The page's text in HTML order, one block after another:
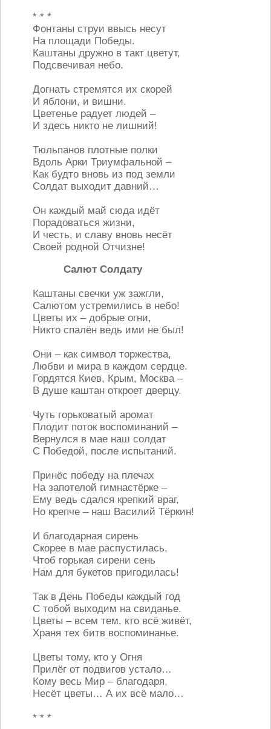
* * *
Фонтаны струи ввысь несут
На площади Победы.
Каштаны дружно в такт цветут,
Подсвечивая небо.
Догнать стремятся их скорей
И яблони, и вишни.
Цветенье радует людей –
И здесь никто не лишний!
Тюльпанов плотные полки
Вдоль Арки Триумфальной –
Как будто вновь из под земли
Солдат выходит давний…
Он каждый май сюда идёт
Порадоваться жизни,
И честь, и славу вновь несёт
Своей родной Отчизне!
Салют Солдату
Каштаны свечки уж зажгли,
Салютом устремились в небо!
Цветы их – добрые огни,
Никто спалён ведь ими не был!
Они – как символ торжества,
Любви и мира в каждом сердце.
Гордятся Киев, Крым, Москва –
В душе каштан откроет дверцу.
Чуть горьковатый аромат
Плодит поток воспоминаний –
Вернулся в мае наш солдат
С Победой, после испытаний.
Принёс победу на плечах
На запотелой гимнастёрке –
Ему ведь сдался крепкий враг,
Но крепче – наш Василий Тёркин!
И благодарная сирень
Скорее в мае распустилась,
Чтоб горькая сирени сень
Нам для букетов пригодилась!
Так в День Победы каждый год
С тобой выходим на свиданье.
Цветы – всем тем, кто всё живёт,
Храня тех битв воспоминанье.
Цветы тому, кто у Огня
Прилёг от подвигов устало…
Кому весь Мир – благодаря,
Несёт цветы… А их всё мало…
* * *